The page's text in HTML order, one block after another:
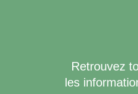
Retrouvez
les